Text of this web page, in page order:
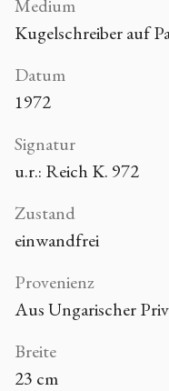
Medium
Kugelschreiber auf
Datum
1972
Signatur
u.r.: Reich K. 972
Zustand
einwandfrei
Provenienz
Aus Ungarischer
Breite
23 cm